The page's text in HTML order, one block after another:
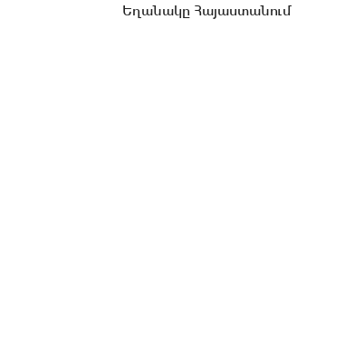
Եղանակը Հայաստանում